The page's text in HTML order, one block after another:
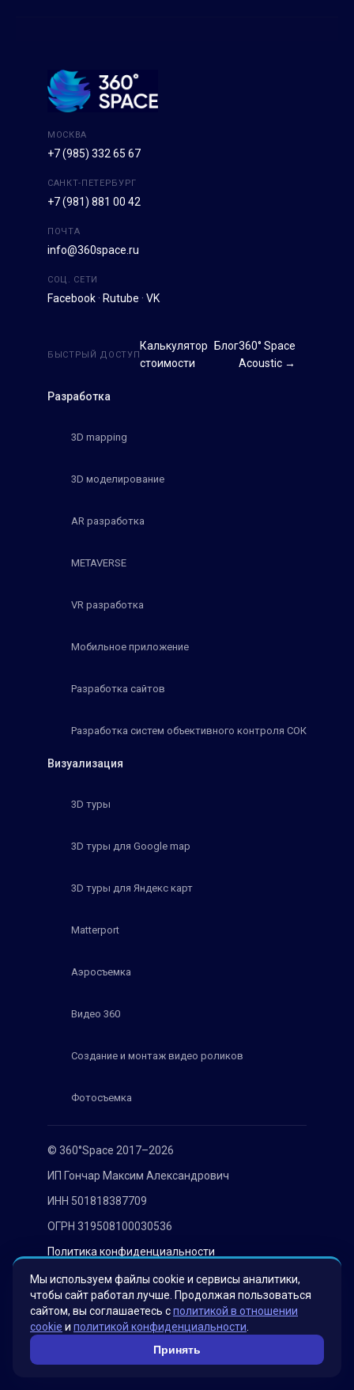
© 360°Space 2017–2026
ИП Гончар Максим Александрович
ИНН 501818387709
ОГРН 319508100030536
Политика конфиденциальности
Согласие на обработку персональных данных
МОСКВА
+7 (985) 332 65 67
САНКТ-ПЕТЕРБУРГ
+7 (981) 881 00 42
ПОЧТА
info@360space.ru
СОЦ. СЕТИ
Facebook · Rutube · VK
Разработка
3D mapping
3D моделирование
AR разработка
METAVERSE
VR разработка
Мобильное приложение
Разработка сайтов
Разработка систем объективного контроля СОК
Визуализация
3D туры
3D туры для Google map
3D туры для Яндекс карт
Matterport
Аэросъемка
Видео 360
Создание и монтаж видео роликов
Фотосъемка
БЫСТРЫЙ ДОСТУП
Калькулятор
стоимости
Блог360° Space
Acoustic →
Мы используем файлы cookie и сервисы аналитики,
чтобы сайт работал лучше. Продолжая пользоваться
сайтом, вы соглашаетесь сполитикой в отношении
cookie и политикой конфиденциальности
Принять